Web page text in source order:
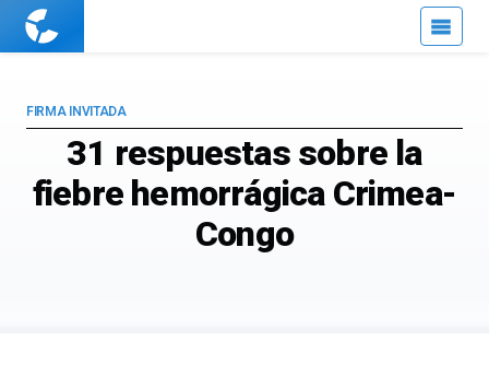
Cuaderno
31 respuestas sobre la
fiebre hemorrágica Crimea-
Congo
FIRMA INVITADA